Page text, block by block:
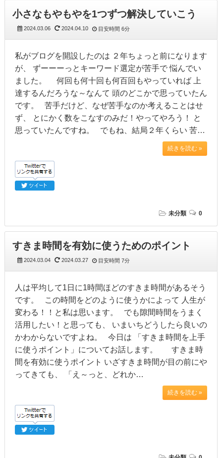
小さなもやもやを1つずつ解決していこう
2024.03.06 2024.04.10 目安時間 6分
私がブログを開設したのは ２年ちょっと前になります
が、 ずーーーっとキーワード選定が苦手で 悩んでい
ました。 何回も何十回も何百回もやっていれば 上
達するんだろうな～なんて 頭のどこかで思っていたん
です。 苦手だけど、なぜ苦手なのか考えることはせ
ず、 とにかく数をこなすのみだ！やってやろう！ と
思っていたんですね。 でもね、結局２年くらい 苦…
続きを読む »
未分類 0
すきま時間を有効に使うためのポイント
2024.03.04 2024.03.27 目安時間 7分
人は平均して1日に1時間ほどのすきま時間があるそう
です。 この時間をどのように使うかによって 人生が
変わる！！と私は思います。 でも隙間時間をうまく
活用したい！と思っても、 いまいちどうしたら良いの
かわからないですよね。 今日は 「すきま時間を上手
に使うポイント」についてお話します。 すきま時
間を有効に使うポイント いざすきま時間が目の前にや
ってきても、 「え～っと、どれか…
続きを読む »